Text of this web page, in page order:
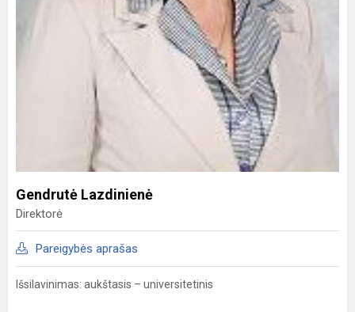
Gendrutė Lazdinienė
Direktorė
Pareigybės aprašas
Išsilavinimas: aukštasis – universitetinis